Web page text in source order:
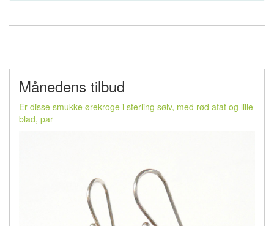
Månedens tilbud
Er disse smukke ørekroge i sterling sølv, med rød afat og lille
blad, par